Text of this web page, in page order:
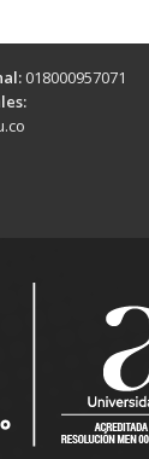
018000957071